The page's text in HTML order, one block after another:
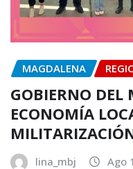
MAGDALENA
GOBIERNO DEL
ECONOMÍA
lina_mbj Ago